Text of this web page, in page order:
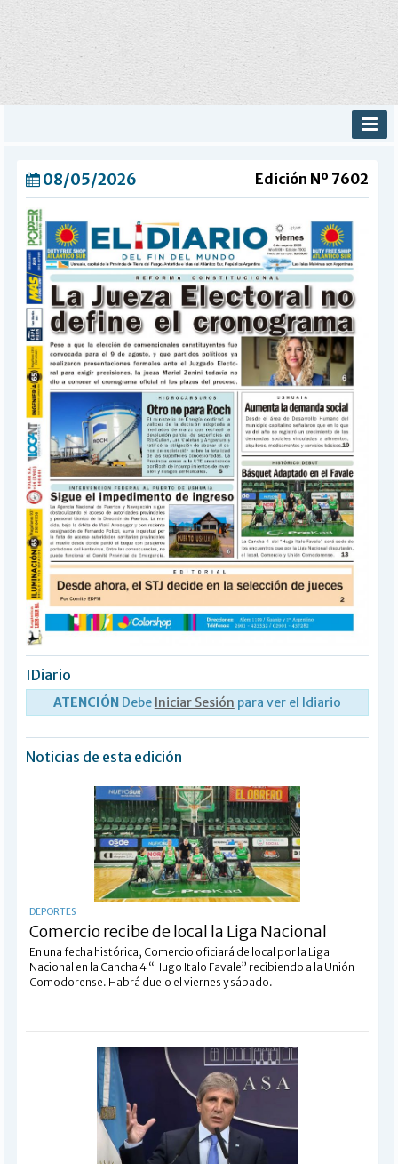
DEPORTES
POLICIALES
I-DIARIO
MÁS
BÚSQUEDA
Buscar
08/05/2026 Edición Nº 7602
IDiario
ATENCIÓN Debe Iniciar Sesión para ver el Idiario
Noticias de esta edición
DEPORTES
Comercio recibe de local la Liga Nacional
En una fecha histórica, Comercio oficiará de local por la Liga
Nacional en la Cancha 4 “Hugo Italo Favale” recibiendo a la Unión
Comodorense. Habrá duelo el viernes y sábado.